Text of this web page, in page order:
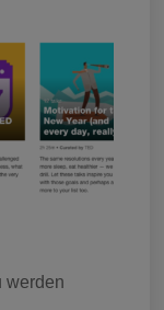
werden